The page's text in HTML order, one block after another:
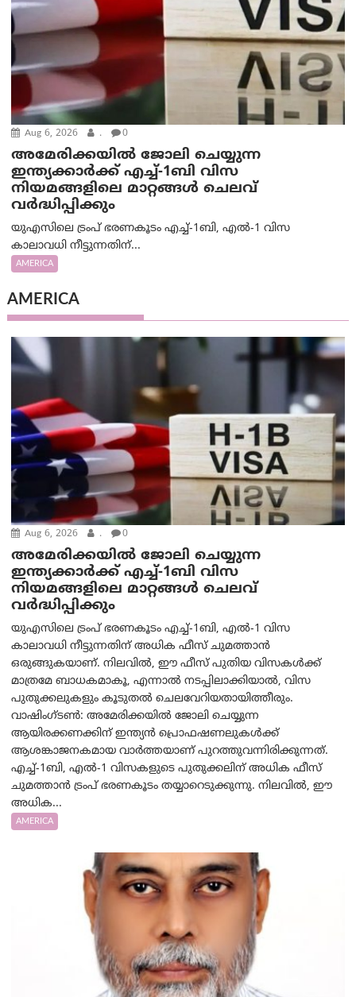
Aug 6, 2026 . 0
അമേരിക്കയില്‍ ജോലി ചെയ്യുന്ന
ഇന്ത്യക്കാർക്ക് എച്ച്-1ബി വിസ
നിയമങ്ങളിലെ മാറ്റങ്ങൾ ചെലവ്
വർദ്ധിപ്പിക്കും
യുഎസിലെ ട്രംപ് ഭരണകൂടം എച്ച്-1ബി, എൽ-1 വിസ
കാലാവധി നീട്ടുന്നതിന്...
AMERICA
AMERICA
Aug 6, 2026 . 0
അമേരിക്കയില്‍ ജോലി ചെയ്യുന്ന
ഇന്ത്യക്കാർക്ക് എച്ച്-1ബി വിസ
നിയമങ്ങളിലെ മാറ്റങ്ങൾ ചെലവ്
വർദ്ധിപ്പിക്കും
യുഎസിലെ ട്രംപ് ഭരണകൂടം എച്ച്-1ബി, എൽ-1 വിസ
കാലാവധി നീട്ടുന്നതിന് അധിക ഫീസ് ചുമത്താൻ
ഒരുങ്ങുകയാണ്. നിലവിൽ, ഈ ഫീസ് പുതിയ വിസകൾക്ക്
മാത്രമേ ബാധകമാകൂ, എന്നാൽ നടപ്പിലാക്കിയാൽ, വിസ
പുതുക്കലുകളും കൂടുതൽ ചെലവേറിയതായിത്തീരും.
വാഷിംഗ്ടണ്‍: അമേരിക്കയില്‍ ജോലി ചെയ്യുന്ന
ആയിരക്കണക്കിന് ഇന്ത്യൻ പ്രൊഫഷണലുകൾക്ക്
ആശങ്കാജനകമായ വാർത്തയാണ് പുറത്തുവന്നിരിക്കുന്നത്.
എച്ച്-1ബി, എൽ-1 വിസകളുടെ പുതുക്കലിന് അധിക ഫീസ്
ചുമത്താൻ ട്രംപ് ഭരണകൂടം തയ്യാറെടുക്കുന്നു. നിലവിൽ, ഈ
അധിക...
AMERICA